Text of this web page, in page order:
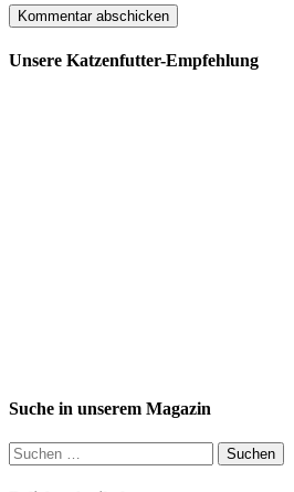
Unsere Katzenfutter-Empfehlung
Suche in unserem Magazin
Suchen
nach: